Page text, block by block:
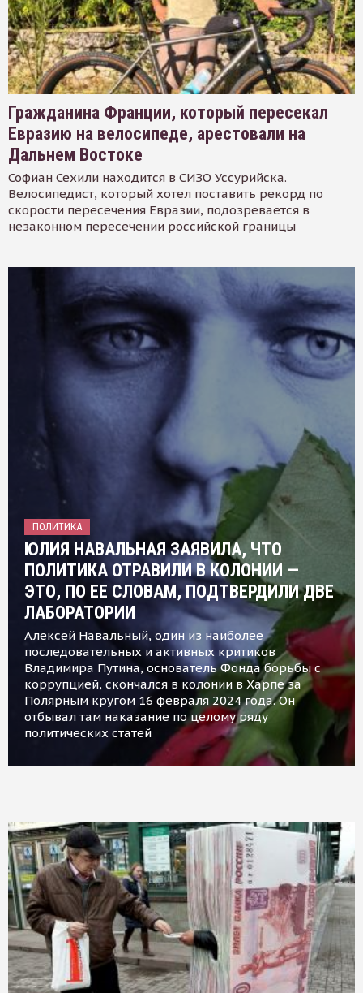
Гражданина Франции, который пересекал
Евразию на велосипеде, арестовали на
Дальнем Востоке
Софиан Сехили находится в СИЗО Уссурийска.
Велосипедист, который хотел поставить рекорд по
скорости пересечения Евразии, подозревается в
незаконном пересечении российской границы
ПОЛИТИКА
ЮЛИЯ НАВАЛЬНАЯ ЗАЯВИЛА, ЧТО
ПОЛИТИКА ОТРАВИЛИ В КОЛОНИИ —
ЭТО, ПО ЕЕ СЛОВАМ, ПОДТВЕРДИЛИ ДВЕ
ЛАБОРАТОРИИ
Алексей Навальный, один из наиболее
последовательных и активных критиков
Владимира Путина, основатель Фонда борьбы с
коррупцией, скончался в колонии в Харпе за
Полярным кругом 16 февраля 2024 года. Он
отбывал там наказание по целому ряду
политических статей